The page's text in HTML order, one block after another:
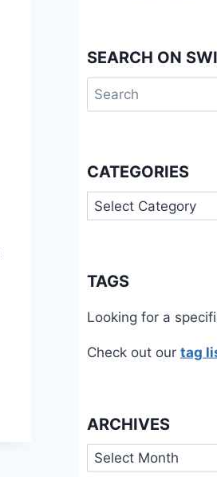
SEARCH ON
Search
for:
CATEGORIES
Categories
TAGS
Looking for a
Check out our tag
ARCHIVES
Archives